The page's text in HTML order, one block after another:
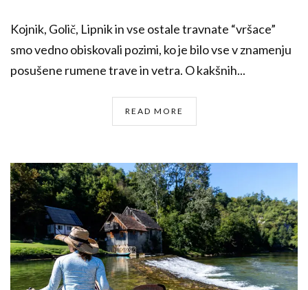
Kojnik, Golič, Lipnik in vse ostale travnate “vršace”
smo vedno obiskovali pozimi, ko je bilo vse v znamenju
posušene rumene trave in vetra. O kakšnih...
READ MORE